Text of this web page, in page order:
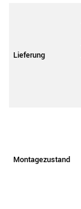
Lieferung
Montagezustand